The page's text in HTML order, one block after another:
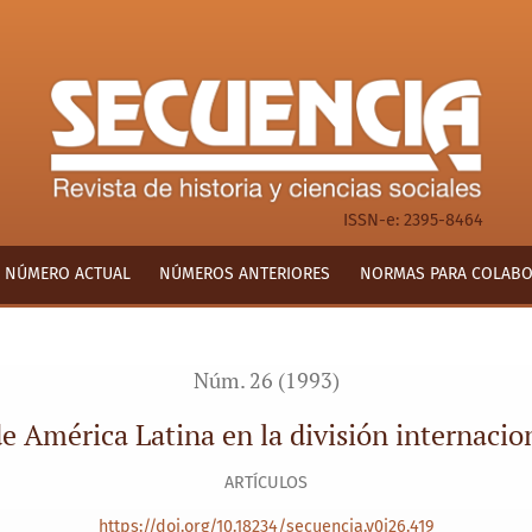
del trabajo
ISSN-e: 2395-8464
NÚMERO ACTUAL NÚMEROS ANTERIORES NORMAS PARA
Núm. 26 (1993)
América Latina en la división
ARTÍCULOS
https://doi.org/10.18234/secuencia.v0i26.419